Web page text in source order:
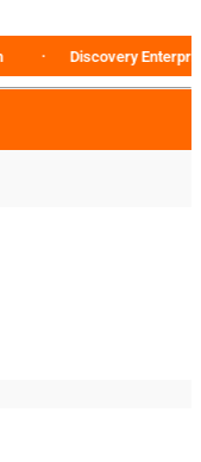
Discovery Enterprise